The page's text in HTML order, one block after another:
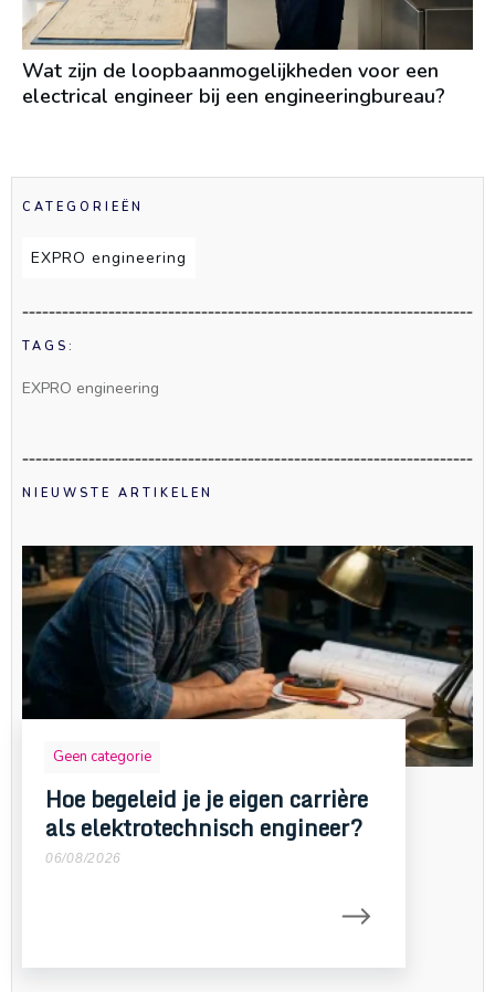
Wat zijn de loopbaanmogelijkheden voor een
electrical engineer bij een engineeringbureau?
CATEGORIEËN
EXPRO engineering
TAGS:
EXPRO engineering
NIEUWSTE ARTIKELEN
Geen categorie
Hoe begeleid je je eigen carrière
als elektrotechnisch engineer?
06/08/2026